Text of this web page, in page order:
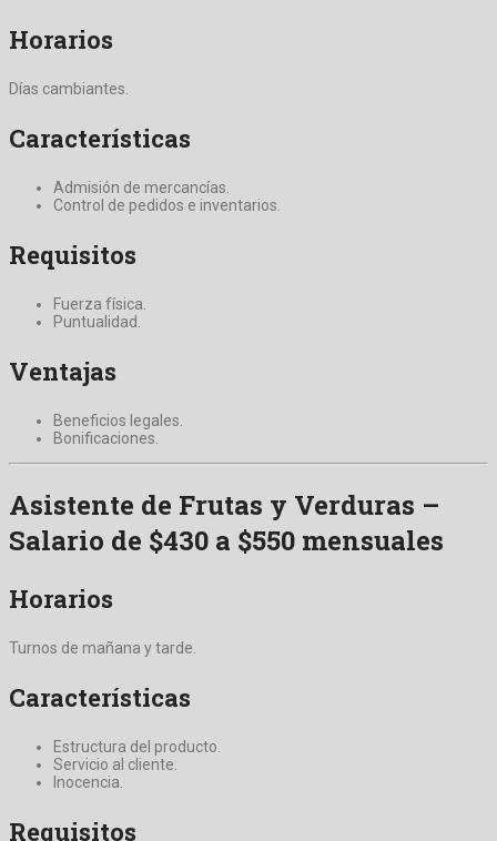
Horarios
Días cambiantes.
Características
Admisión de mercancías.
Control de pedidos e inventarios.
Requisitos
Fuerza física.
Puntualidad.
Ventajas
Beneficios legales.
Bonificaciones.
Asistente de Frutas y Verduras –
Salario de $430 a $550 mensuales
Horarios
Turnos de mañana y tarde.
Características
Estructura del producto.
Servicio al cliente.
Inocencia.
Requisitos